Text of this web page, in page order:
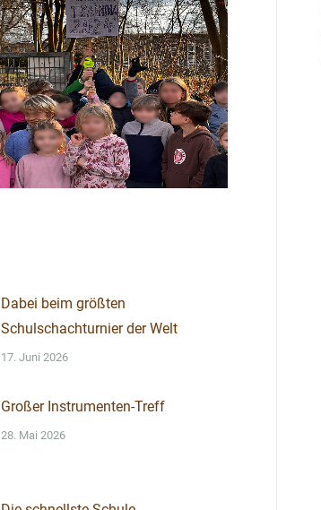
Dabei beim größten
Schulschachturnier der Welt
17. Juni 2026
Großer Instrumenten-Treff
28. Mai 2026